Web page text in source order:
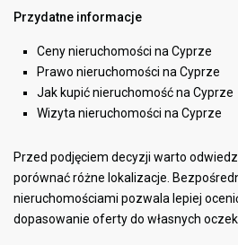
Przydatne informacje
Ceny nieruchomości na Cyprze
Prawo nieruchomości na Cyprze
Jak kupić nieruchomość na Cyprze
Wizyta nieruchomości na Cyprze
Przed podjęciem decyzji warto
porównać różne lokalizacje.
nieruchomościami pozwala lepiej
dopasowanie oferty do własnych